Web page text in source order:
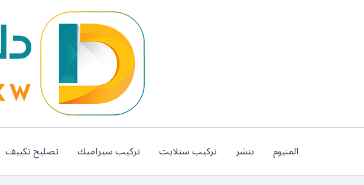
المنيوم بنشر تركيب ستلايت تركيب سيراميك تصليح تكييف